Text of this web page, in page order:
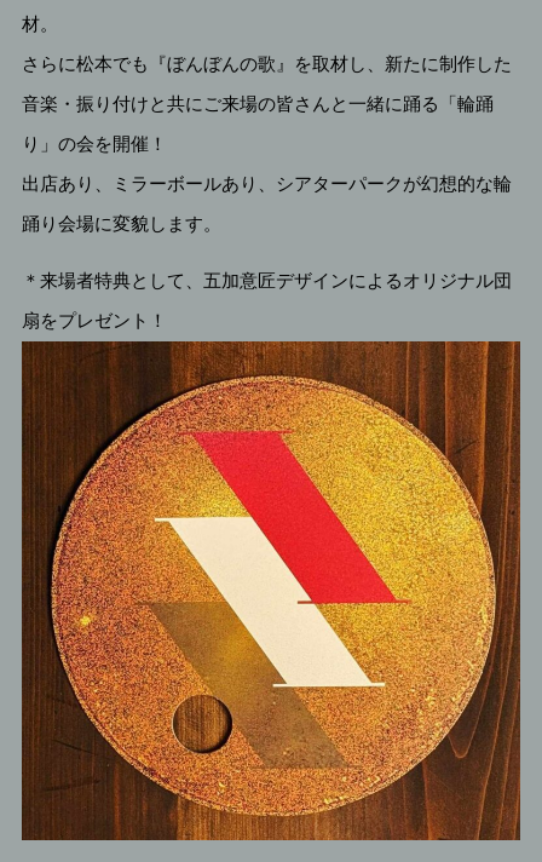
材。
さらに松本でも『ぼんぼんの歌』を取材し、新たに制作した
音楽・振り付けと共にご来場の皆さんと一緒に踊る「輪踊
り」の会を開催！
出店あり、ミラーボールあり、シアターパークが幻想的な輪
踊り会場に変貌します。
＊来場者特典として、五加意匠デザインによるオリジナル団
扇をプレゼント！